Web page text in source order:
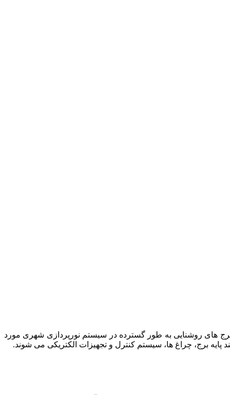
های روشنایی به طور گسترده در سیستم نورپردازی شهری مورد
پایه برج، چراغ ها، سیستم کنترل و تجهیزات الکتریکی می شوند.